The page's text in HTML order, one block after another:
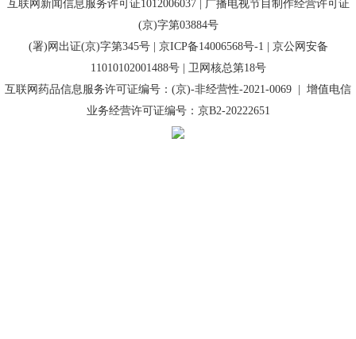
互联网新闻信息服务许可证1012006037 | 广播电视节目制作经营许可证
(京)字第03884号
(署)网出证(京)字第345号 | 京ICP备14006568号-1 | 京公网安备
11010102001488号 | 卫网核总第18号
互联网药品信息服务许可证编号：(京)-非经营性-2021-0069 | 增值电信
业务经营许可证编号：京B2-20222651